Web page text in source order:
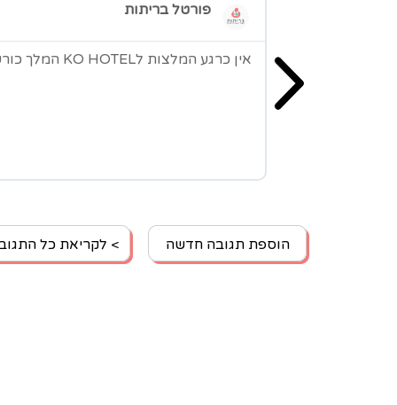
פורטל בריתות
אין כרגע המלצות לKO HOTEL המלך כורש
הוספת תגובה חדשה > לקריאת כל